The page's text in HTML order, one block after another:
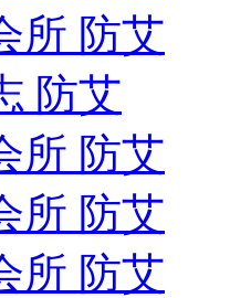
所 防艾
防艾
所 防艾
所 防艾
所 防艾